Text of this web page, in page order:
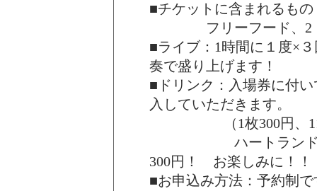
■チケットに含まれるもの
フリーフード、2ド
■ライブ：1時間に１度×
奏で盛り上げます！
■ドリンク：入場券に付
入していただきます。
（1枚300円、11
ハートランドも島
300円！ お楽しみに！！
■お申込み方法：予約制